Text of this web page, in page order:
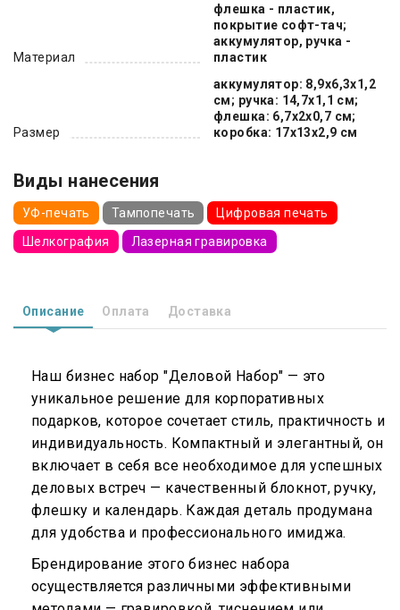
Материал
флешка - пластик,
покрытие софт-тач;
аккумулятор, ручка -
пластик
Размер
аккумулятор: 8,9x6,3x1,2
см; ручка: 14,7х1,1 см;
флешка: 6,7х2х0,7 см;
коробка: 17х13х2,9 см
Виды нанесения
УФ-печать Тампопечать
Цифровая печать
Шелкография
Лазерная гравировка
Описание Оплата Доставка
Наш бизнес набор "Деловой Набор" — это
уникальное решение для корпоративных
подарков, которое сочетает стиль, практичность и
индивидуальность. Компактный и элегантный, он
включает в себя все необходимое для успешных
деловых встреч — качественный блокнот, ручку,
флешку и календарь. Каждая деталь продумана
для удобства и профессионального имиджа.
Брендирование этого бизнес набора
осуществляется различными эффективными